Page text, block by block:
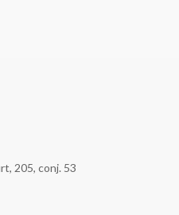
205, conj. 53